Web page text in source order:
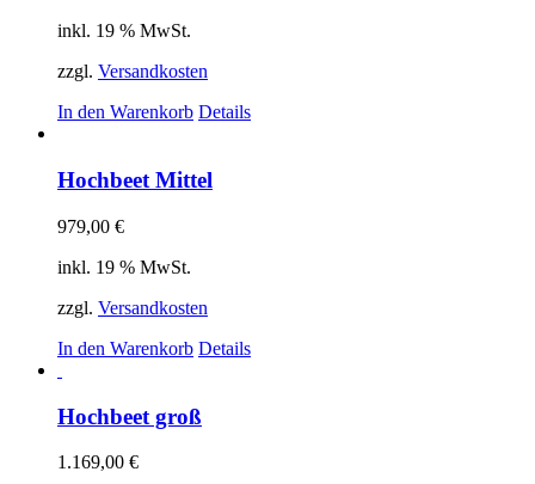
inkl. 19 % MwSt.
zzgl. Versandkosten
In den Warenkorb Details
Hochbeet Mittel
979,00 €
inkl. 19 % MwSt.
zzgl. Versandkosten
In den Warenkorb Details
Hochbeet groß
1.169,00 €